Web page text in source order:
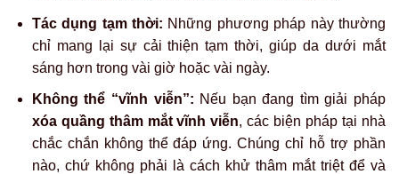
Tác dụng tạm thời: Những phương pháp này thường
chỉ mang lại sự cải thiện tạm thời, giúp da dưới mắt
sáng hơn trong vài giờ hoặc vài ngày.
Không thể “vĩnh viễn”: Nếu bạn đang tìm giải pháp
xóa quầng thâm mắt vĩnh viễn, các biện pháp tại nhà
chắc chắn không thể đáp ứng. Chúng chỉ hỗ trợ phần
nào, chứ không phải là cách khử thâm mắt triệt để và